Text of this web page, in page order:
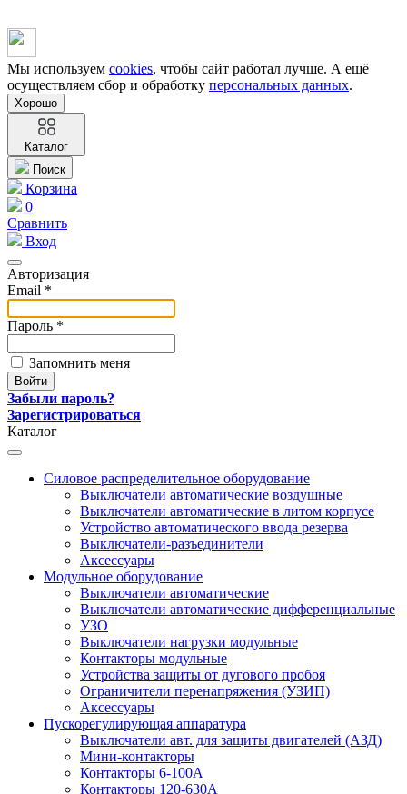
Мы используем cookies, чтобы сайт работал лучше. А ещё
осуществляем сбор и обработку персональных данных.
Хорошо
Каталог
Поиск
Корзина
0
Сравнить
Вход
Авторизация
Email *
Пароль *
Запомнить меня
Забыли пароль?
Зарегистрироваться
Каталог
Силовое распределительное оборудование
Выключатели автоматические воздушные
Выключатели автоматические в литом корпусе
Устройство автоматического ввода резерва
Выключатели-разъединители
Аксессуары
Модульное оборудование
Выключатели автоматические
Выключатели автоматические дифференциальные
УЗО
Выключатели нагрузки модульные
Контакторы модульные
Устройства защиты от дугового пробоя
Ограничители перенапряжения (УЗИП)
Аксессуары
Пускорегулирующая аппаратура
Выключатели авт. для защиты двигателей (АЗД)
Мини-контакторы
Контакторы 6-100А
Контакторы 120-630A